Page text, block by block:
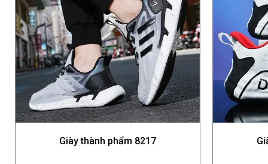
Giày thành phẩm 8217